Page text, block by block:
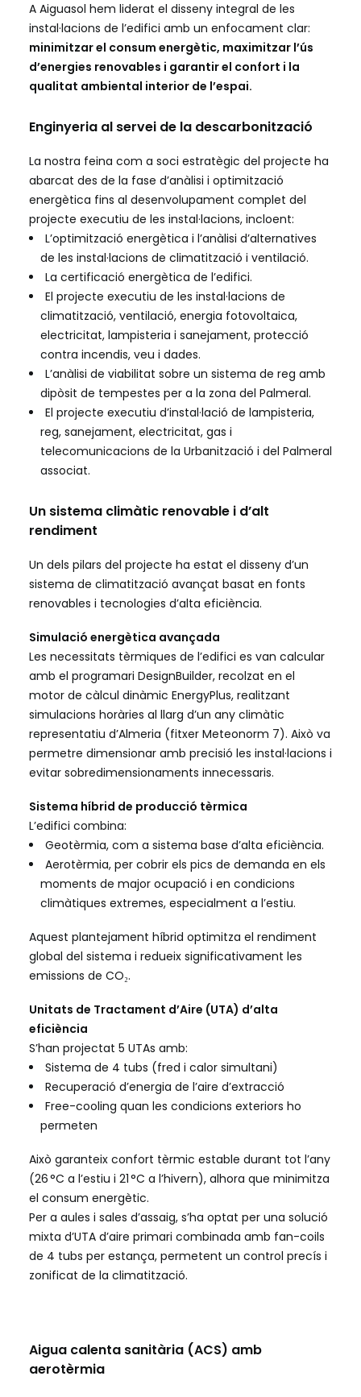
A Aiguasol hem liderat el disseny integral de les
instal·lacions de l’edifici amb un enfocament clar:
minimitzar el consum energètic, maximitzar l’ús
d’energies renovables i garantir el confort i la
qualitat ambiental interior de l’espai.
Enginyeria al servei de la descarbonització
La nostra feina com a soci estratègic del projecte ha
abarcat des de la fase d’anàlisi i optimització
energètica fins al desenvolupament complet del
projecte executiu de les instal·lacions, incloent:
L’optimització energètica i l’anàlisi d’alternatives
de les instal·lacions de climatització i ventilació.
La certificació energètica de l’edifici.
El projecte executiu de les instal·lacions de
climatització, ventilació, energia fotovoltaica,
electricitat, lampisteria i sanejament, protecció
contra incendis, veu i dades.
L’anàlisi de viabilitat sobre un sistema de reg amb
dipòsit de tempestes per a la zona del Palmeral.
El projecte executiu d’instal·lació de lampisteria,
reg, sanejament, electricitat, gas i
telecomunicacions de la Urbanització i del Palmeral
associat.
Un sistema climàtic renovable i d’alt
rendiment
Un dels pilars del projecte ha estat el disseny d’un
sistema de climatització avançat basat en fonts
renovables i tecnologies d’alta eficiència.
Simulació energètica avançada
Les necessitats tèrmiques de l’edifici es van calcular
amb el programari DesignBuilder, recolzat en el
motor de càlcul dinàmic EnergyPlus, realitzant
simulacions horàries al llarg d’un any climàtic
representatiu d’Almeria (fitxer Meteonorm 7). Això va
permetre dimensionar amb precisió les instal·lacions i
evitar sobredimensionaments innecessaris.
Sistema híbrid de producció tèrmica
L’edifici combina:
Geotèrmia, com a sistema base d’alta eficiència.
Aerotèrmia, per cobrir els pics de demanda en els
moments de major ocupació i en condicions
climàtiques extremes, especialment a l’estiu.
Aquest plantejament híbrid optimitza el rendiment
global del sistema i redueix significativament les
emissions de CO₂.
Unitats de Tractament d’Aire (UTA) d’alta
eficiència
S’han projectat 5 UTAs amb:
Sistema de 4 tubs (fred i calor simultani)
Recuperació d’energia de l’aire d’extracció
Free-cooling quan les condicions exteriors ho
permeten
Això garanteix confort tèrmic estable durant tot l’any
(26 °C a l’estiu i 21 °C a l’hivern), alhora que minimitza
el consum energètic.
Per a aules i sales d’assaig, s’ha optat per una solució
mixta d’UTA d’aire primari combinada amb fan-coils
de 4 tubs per estança, permetent un control precís i
zonificat de la climatització.
Aigua calenta sanitària (ACS) amb
aerotèrmia